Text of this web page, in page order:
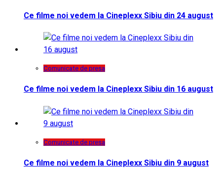
Ce filme noi vedem la Cineplexx Sibiu din 24 august
Comunicate de presa
Ce filme noi vedem la Cineplexx Sibiu din 16 august
Comunicate de presa
Ce filme noi vedem la Cineplexx Sibiu din 9 august